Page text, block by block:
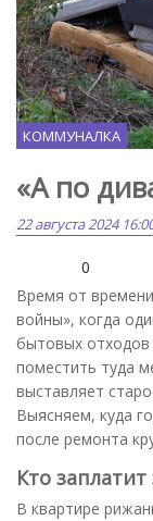
КОММУНАЛКА
«А по
22 августа 2024
0
Время от
войны», когда
бытовых отходов
поместить туда
выставляет
Выясняем, куда
после ремонта
Кто
В квартире